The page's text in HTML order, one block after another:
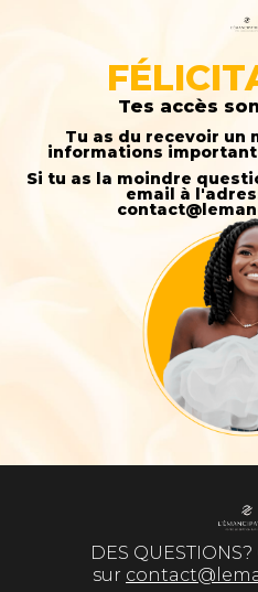
Tes accès
Tu as du recevoir un
informations
Si tu as la moindre
email à
DES
sur